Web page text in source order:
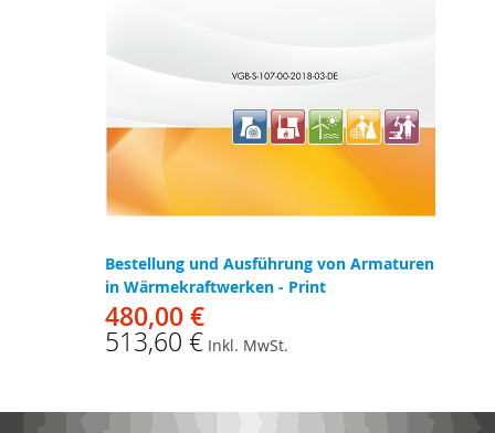
Bestellung und Ausführung von Armaturen
in Wärmekraftwerken - Print
480,00 €
513,60 € Inkl. MwSt.